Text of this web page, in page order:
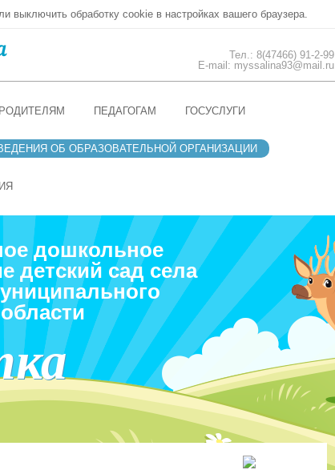
выключить обработку cookie в настройках вашего браузера.
Тел.: 8(47466) 91-2-99
E-mail: myssalina93@mail.ru
РОДИТЕЛЯМ ПЕДАГОГАМ ГОСУСЛУГИ
ОБ ОБРАЗОВАТЕЛЬНОЙ ОРГАНИЗАЦИИ
дошкольное
детский сад села